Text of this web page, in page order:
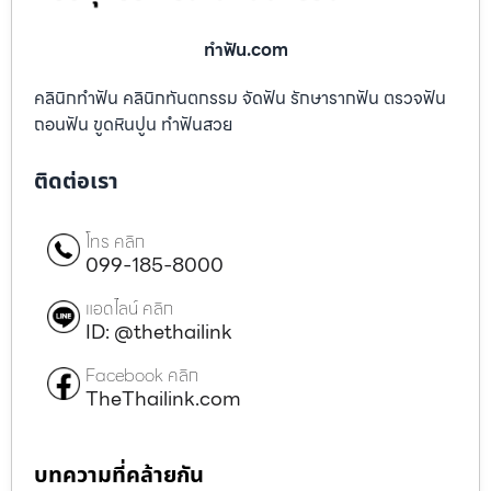
ทําฟัน.com
คลินิกทำฟัน คลินิกทันตกรรม จัดฟัน รักษารากฟัน ตรวจฟัน
ถอนฟัน ขูดหินปูน ทำฟันสวย
ติดต่อเรา
โทร คลิก
099-185-8000
แอดไลน์ คลิก
ID: @thethailink
Facebook คลิก
TheThailink.com
บทความที่คล้ายกัน